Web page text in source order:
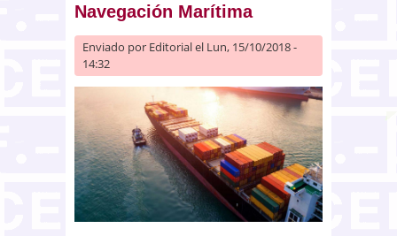
Navegación Marítima
Enviado por Editorialel Lun, 15/10/2018 -
14:32